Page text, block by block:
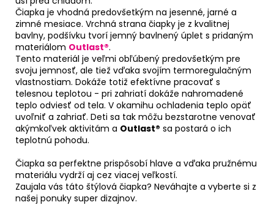
Čiapka je vhodná predovšetkým na jesenné, jarné a
zimné mesiace. Vrchná strana čiapky je z kvalitnej
bavlny, podšívku tvorí jemný bavlnený úplet s pridaným
materiálom Outlast®.
Tento materiál je veľmi obľúbený predovšetkým pre
svoju jemnosť, ale tiež vďaka svojím termoregulačným
vlastnostiam. Dokáže totiž efektívne pracovať s
telesnou teplotou - pri zahriatí dokáže nahromadené
teplo odviesť od tela. V okamihu ochladenia teplo opäť
uvoľniť a zahriať. Deti sa tak môžu bezstarotne venovať
akýmkoľvek aktivitám a Outlast® sa postará o ich
teplotnú pohodu.
Čiapka sa perfektne prispôsobí hlave a vďaka pružnému
materiálu vydrží aj cez viacej veľkostí.
Zaujala vás táto štýlová čiapka? Neváhajte a vyberte si z
našej ponuky super dizajnov.